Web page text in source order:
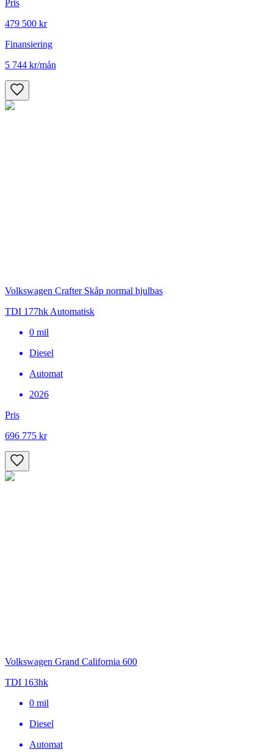
Pris
479 500 kr
Finansiering
5 744 kr/mån
Volkswagen Crafter Skåp normal hjulbas
TDI 177hk Automatisk
0 mil
Diesel
Automat
2026
Pris
696 775 kr
Volkswagen Grand California 600
TDI 163hk
0 mil
Diesel
Automat